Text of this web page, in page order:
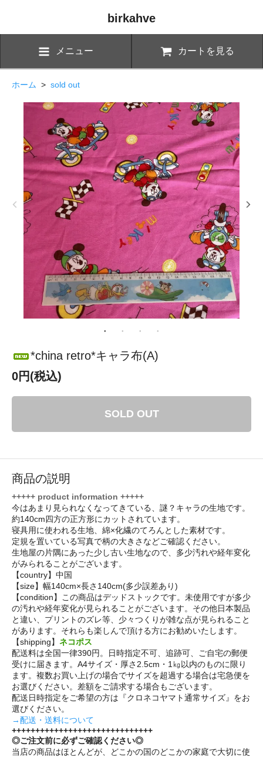
birkahve
メニュー カートを見る
ホーム > sold out
*china retro*キャラ布(A)
0円(税込)
SOLD OUT
商品の説明
+++++ product information +++++
今はあまり見られなくなってきている、謎？キャラの生地です。
約140cm四方の正方形にカットされています。
寝具用に使われる生地、綿×化繊のてろんとした素材です。
定規を置いている写真で柄の大きさなどご確認ください。
生地屋の片隅にあった少し古い生地なので、多少汚れや経年変化
がみられることがございます。
【country】中国
【size】幅140cm×長さ140cm(多少誤差あり)
【condition】この商品はデッドストックです。未使用ですが多少
の汚れや経年変化が見られることがございます。その他日本製品
と違い、プリントのズレ等、少々つくりが雑な点が見られること
があります。それらも楽しんで頂ける方にお勧めいたします。
【shipping】 ネコポス
配送料は全国一律390円。日時指定不可、追跡可、ご自宅の郵便
受けに届きます。A4サイズ・厚さ2.5cm・1㎏以内のものに限り
ます。複数お買い上げの場合でサイズを超過する場合は宅急便を
お選びください。差額をご請求する場合もございます。
配送日時指定をご希望の方は『クロネコヤマト通常サイズ』をお
選びください。
→配送・送料について
++++++++++++++++++++++++++++++
◎ご注文前に必ずご確認ください◎
当店の商品はほとんどが、どこかの国のどこかの家庭で大切に使